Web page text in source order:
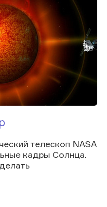
телескоп NASA
кадры Солнца.